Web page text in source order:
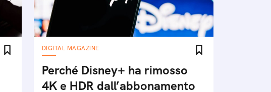
DIGITAL MAGAZINE
Perché Disney+ ha rimosso
4K e HDR dall’abbonamento